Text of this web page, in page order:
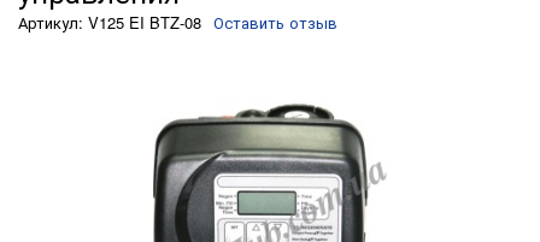
Артикул: V125 EI BTZ-08 Оставить отзыв